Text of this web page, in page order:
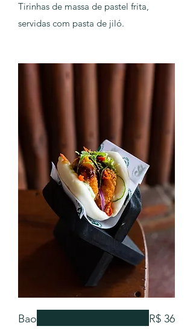
Tirinhas de massa de pastel frita,
servidas com pasta de jiló.
Bao R$ 36